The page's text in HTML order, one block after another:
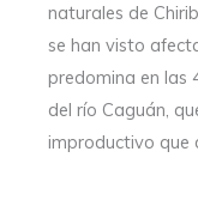
naturales de
se han visto
predomina en las
del río Caguán,
improductivo que